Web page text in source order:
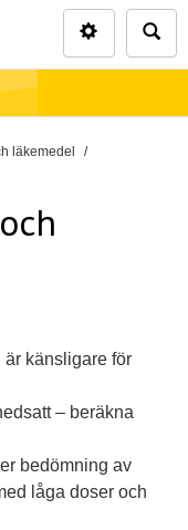
läkemedel
är känsligare för
– beräkna
bedömning av
låga doser och